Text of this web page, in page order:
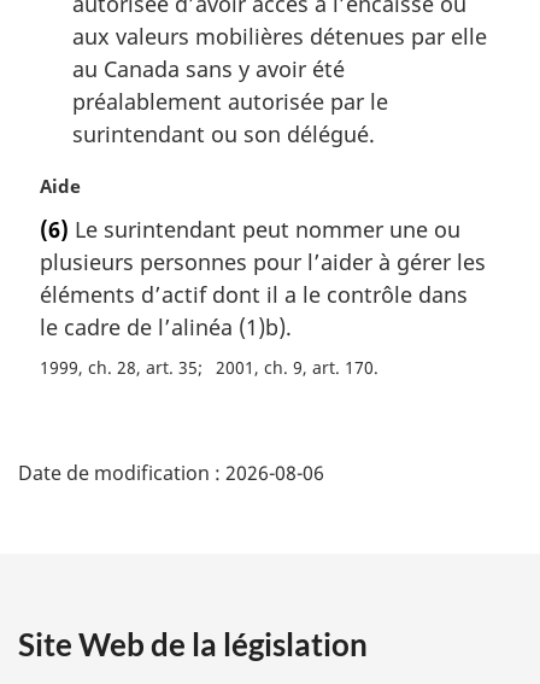
aux valeurs mobilières détenues par elle
au Canada sans y avoir été
préalablement autorisée par le
surintendant ou son délégué.
N
t
e
m
a
g
l
Aide
(6) Le surintendant peut nommer une ou
plusieurs personnes pour l’aider à gérer les
éléments d’actif dont il a le contrôle dans
le cadre de l’alinéa (1)b).
1999, ch. 28, art. 35 2001, ch. 9, art. 170
é
i
Date de modification : 2026-08-06
Site Web de la législation